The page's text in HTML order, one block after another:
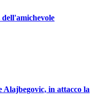
in attacco la